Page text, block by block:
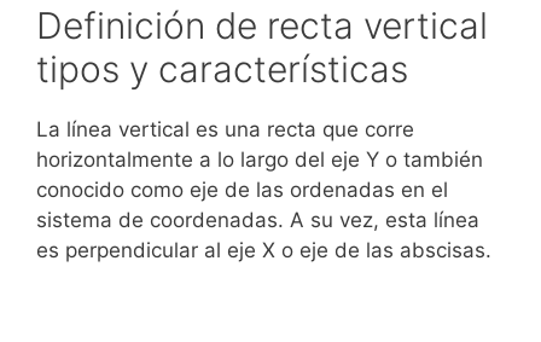
Definición de recta vertical
tipos y características
La línea vertical es una recta que corre
horizontalmente a lo largo del eje Y o también
conocido como eje de las ordenadas en el
sistema de coordenadas. A su vez, esta línea
es perpendicular al eje X o eje de las abscisas.